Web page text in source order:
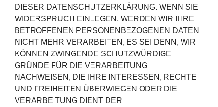
DIESER DATENSCHUTZERKLÄRUNG. WENN SIE
WIDERSPRUCH EINLEGEN, WERDEN WIR IHRE
BETROFFENEN PERSONENBEZOGENEN DATEN
NICHT MEHR VERARBEITEN, ES SEI DENN, WIR
KÖNNEN ZWINGENDE SCHUTZWÜRDIGE
GRÜNDE FÜR DIE VERARBEITUNG
NACHWEISEN, DIE IHRE INTERESSEN, RECHTE
UND FREIHEITEN ÜBERWIEGEN ODER DIE
VERARBEITUNG DIENT DER